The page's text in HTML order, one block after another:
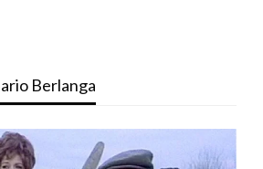
Berlanga